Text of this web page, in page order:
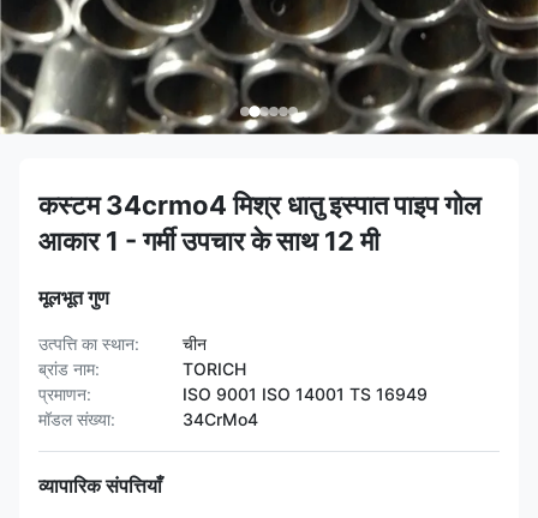
कस्टम 34crmo4 मिश्र धातु इस्पात पाइप गोल
आकार 1 - गर्मी उपचार के साथ 12 मी
मूलभूत गुण
उत्पत्ति का स्थान:
चीन
ब्रांड नाम:
TORICH
प्रमाणन:
ISO 9001 ISO 14001 TS 16949
मॉडल संख्या:
34CrMo4
व्यापारिक संपत्तियाँ